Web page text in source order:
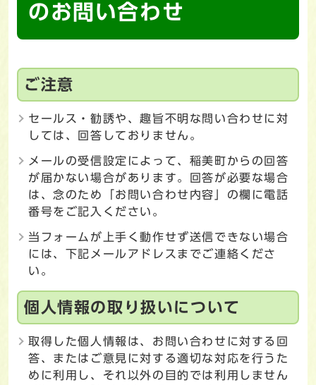
のお問い合わせ
ご注意
セールス・勧誘や、趣旨不明な問い合わせに対
しては、回答しておりません。
メールの受信設定によって、稲美町からの回答
が届かない場合があります。回答が必要な場合
は、念のため「お問い合わせ内容」の欄に電話
番号をご記入ください。
当フォームが上手く動作せず送信できない場合
には、下記メールアドレスまでご連絡くださ
い。
個人情報の取り扱いについて
取得した個人情報は、お問い合わせに対する回
答、またはご意見に対する適切な対応を行うた
めに利用し、それ以外の目的では利用しません